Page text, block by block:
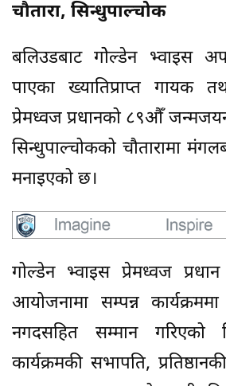
चौतारा, सिन्धुपाल्चोक
बलिउडबाट गोेल्डेन भ्वाइस
पाएका ख्यातिप्राप्त गायक
प्रेमध्वज प्रधानको ८९औँ
सिन्धुपाल्चोकको चौतारामा
मनाइएको छ।
गोल्डेन भ्वाइस प्रेमध्वज प्रधान
आयोजनामा सम्पन्न
नगदसहित सम्मान गरिएको
कार्यक्रमकी सभापति,